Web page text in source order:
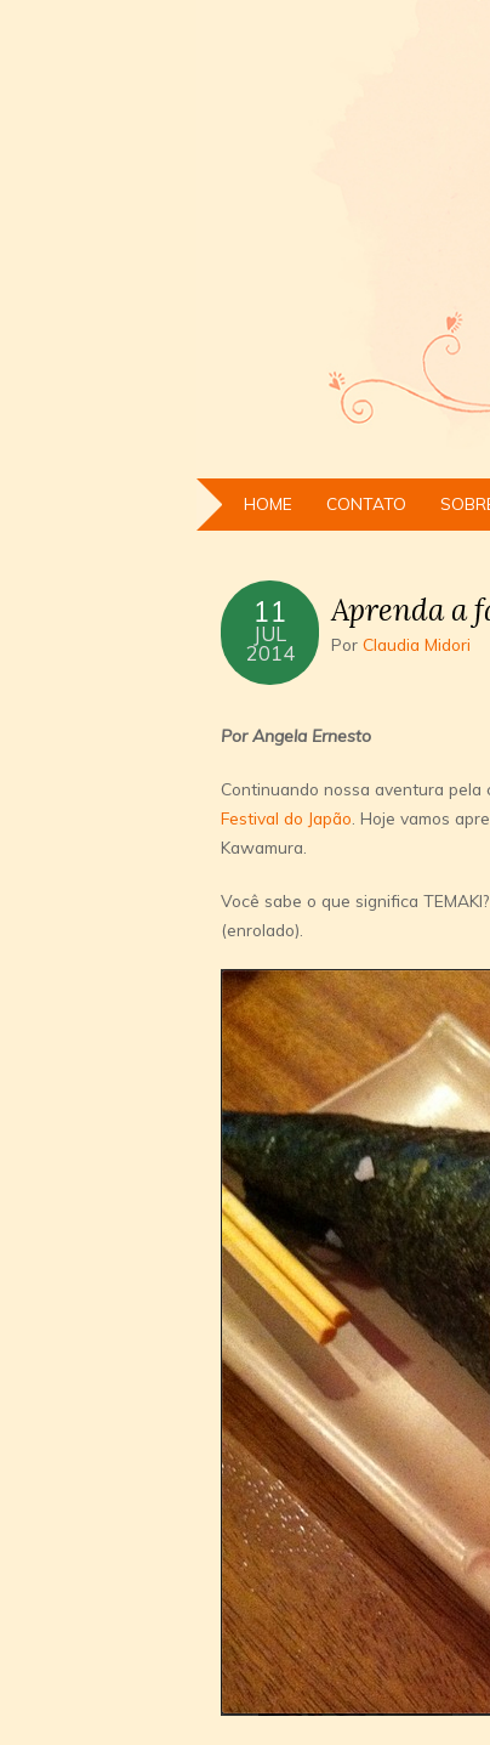
HOME CONTATO
11
JUL
2014
Aprenda a
Por Claudia Midori
Por Angela Ernesto
Continuando nossa aventura
Festival do Japão . Hoje vamos
Kawamura.
Você sabe o que significa
(enrolado).